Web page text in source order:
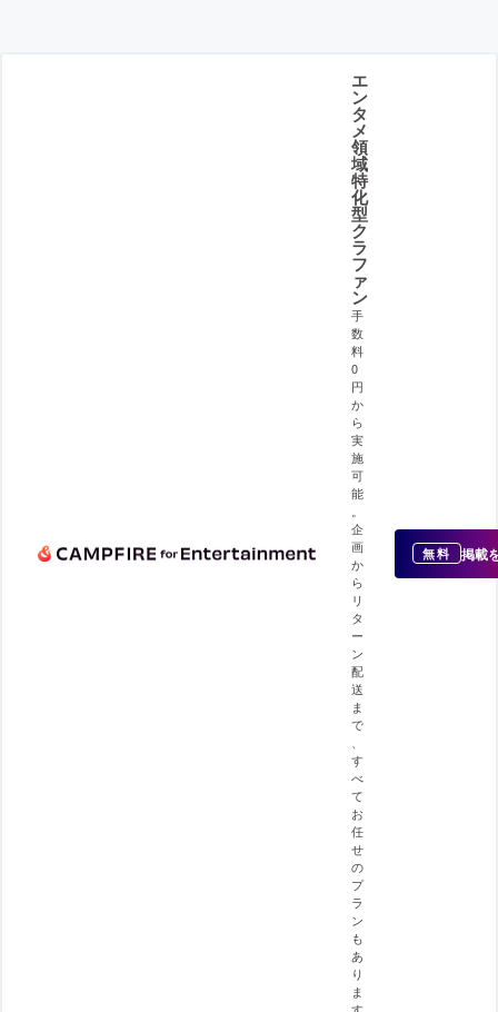
エ
ン
タ
メ
領
域
特
化
型
ク
ラ
フ
ァ
ン
手
数
料
0
円
か
ら
実
施
可
能
企
画
か
ら
リ
タ
ー
ン
配
送
ま
で
す
べ
て
お
任
せ
の
プ
ラ
ン
も
あ
り
ま
す
無料 掲載